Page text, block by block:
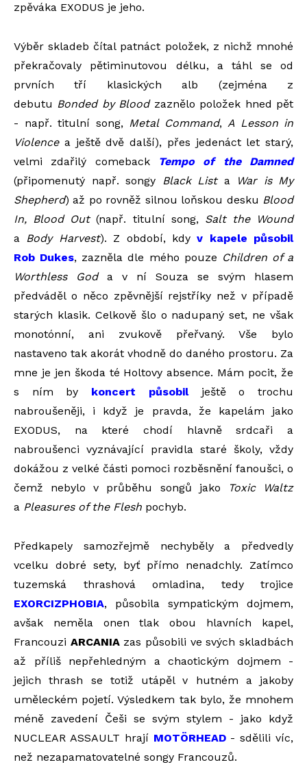
zpěváka EXODUS je jeho.
Výběr skladeb čítal patnáct položek, z nichž mnohé
překračovaly pětiminutovou délku, a táhl se od
prvních tří klasických alb (zejména z
debutu Bonded by Bloodzaznělo položek hned pět
- např. titulní song, Metal Command, A Lesson in
Violencea ještě dvě další), přes jedenáct let starý,
velmi zdařilý comeback
Tempo of the Damned
(připomenutý např. songy Black Lista
War is My
Shepherd) až po rovněž silnou loňskou desku Blood
In, Blood Out(např. titulní song, Salt the Wound
a Body Harvest). Z období, kdyv kapele působil
Rob Dukes, zazněla dle mého pouze Children of a
Worthless Goda v ní Souza se svým hlasem
předváděl o něco zpěvnější rejstříky než v případě
starých klasik. Celkově šlo o nadupaný set, ne však
monotónní, ani zvukově přeřvaný. Vše bylo
nastaveno tak akorát vhodně do daného prostoru. Za
mne je jen škoda té Holtovy absence. Mám pocit, že
s ním by koncert působilještě o trochu
nabroušeněji, i když je pravda, že kapelám jako
EXODUS, na které chodí hlavně srdcaři a
nabroušenci vyznávající pravidla staré školy, vždy
dokážou z velké části pomoci rozběsnění fanoušci, o
čemž nebylo v průběhu songů jako
Toxic Waltz
a Pleasures of the Flesh pochyb.
Předkapely samozřejmě nechyběly a předvedly
vcelku dobré sety, byť přímo nenadchly. Zatímco
tuzemská thrashová omladina, tedy trojice
EXORCIZPHOBIA, působila sympatickým dojmem,
avšak neměla onen tlak obou hlavních kapel,
Francouzi ARCANIAzas působili ve svých skladbách
až příliš nepřehledným a chaotickým dojmem -
jejich thrash se totiž utápěl v hutném a jakoby
uměleckém pojetí. Výsledkem tak bylo, že mnohem
méně zavedení Češi se svým stylem - jako když
NUCLEAR ASSAULT hrají MOTÖRHEAD- sdělili víc,
než nezapamatovatelné songy Francouzů.